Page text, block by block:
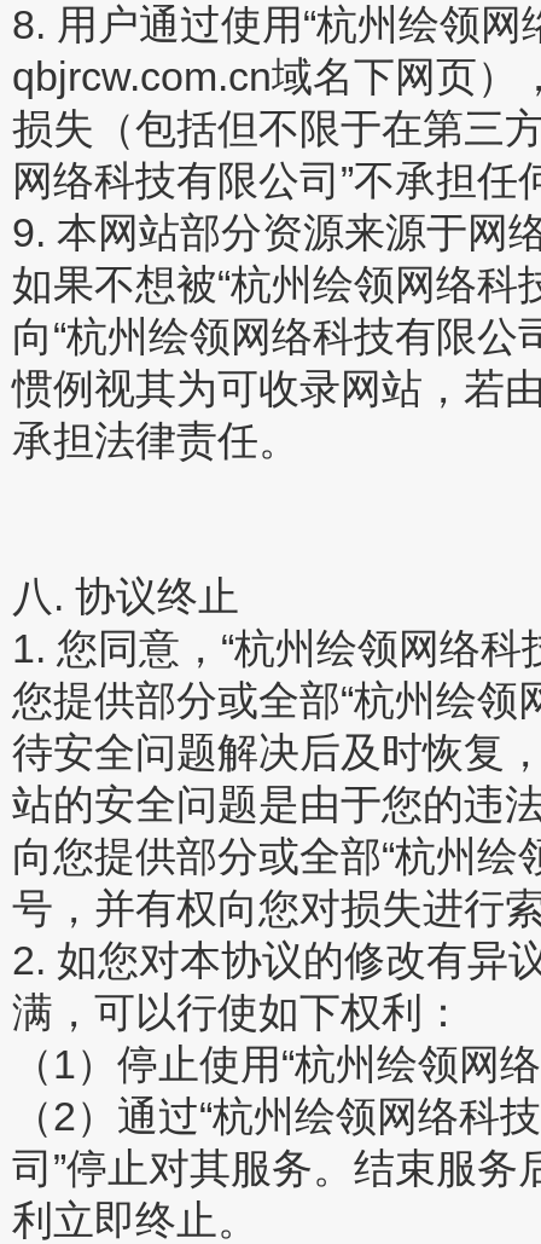
8. 用户通过使用“杭州绘领
qbjrcw.com.cn域名下网页
损失（包括但不限于在第三
网络科技有限公司”不承担任
9. 本网站部分资源来源于网
如果不想被“杭州绘领网络
向“杭州绘领网络科技有限公
惯例视其为可收录网站，若
承担法律责任。
八. 协议终止
1. 您同意，“杭州绘领网络
您提供部分或全部“杭州绘
待安全问题解决后及时恢复
站的安全问题是由于您的违
向您提供部分或全部“杭州
号，并有权向您对损失进行
2. 如您对本协议的修改有异
满，可以行使如下权利：
（1）停止使用“杭州绘领网
（2）通过“杭州绘领网络科
司”停止对其服务。结束服务
利立即终止。